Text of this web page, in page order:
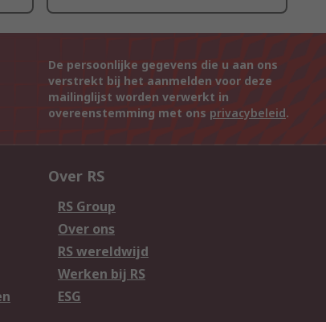
De persoonlijke gegevens die u aan ons
verstrekt bij het aanmelden voor deze
mailinglijst worden verwerkt in
overeenstemming met ons privacybeleid.
Over RS
RS Group
Over ons
RS wereldwijd
Werken bij RS
ESG